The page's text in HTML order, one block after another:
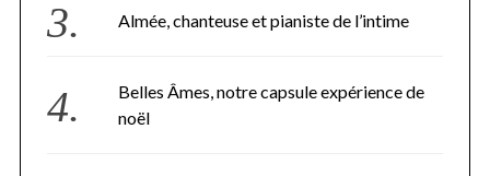
Almée, chanteuse et pianiste de l’intime
Belles Âmes, notre capsule expérience de
noël